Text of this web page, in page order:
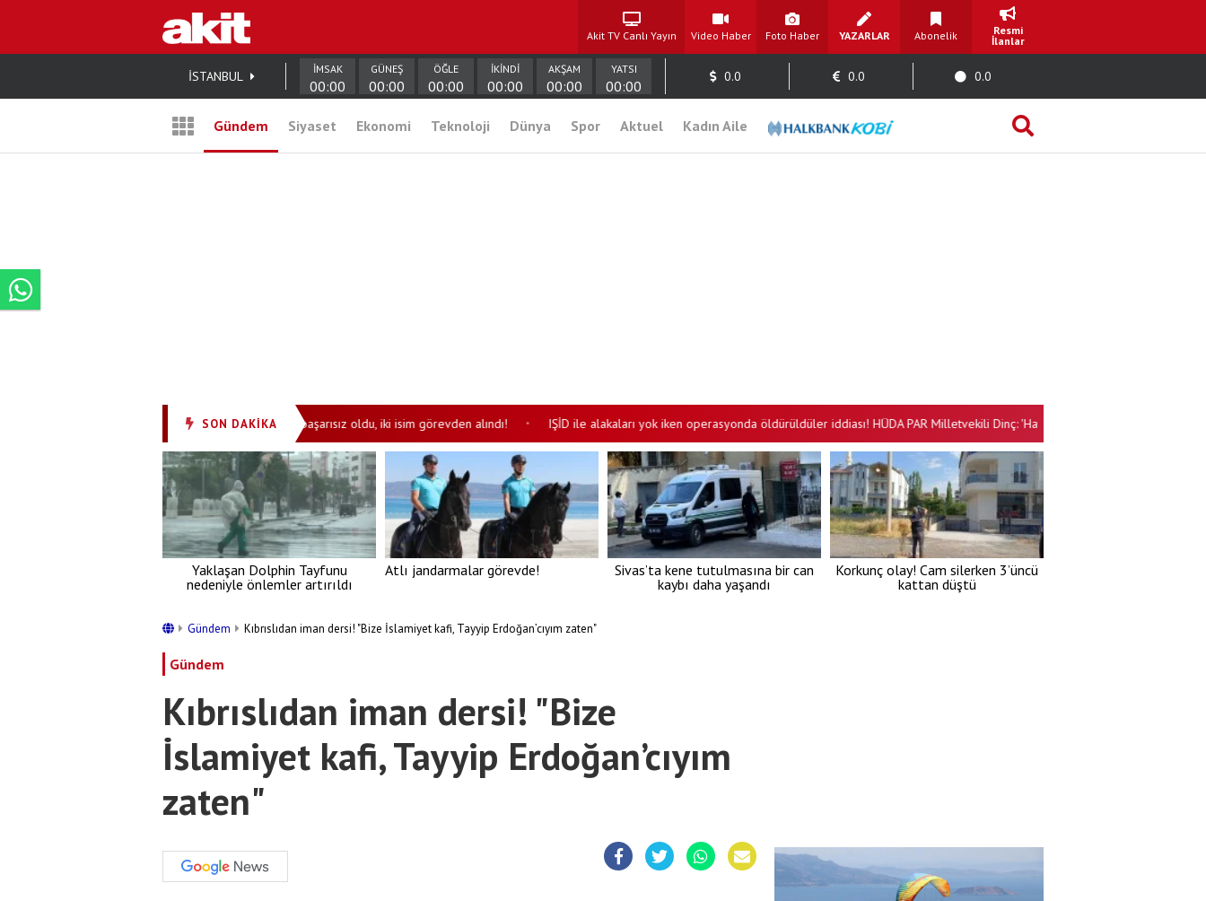
Akit TV Canlı Yayın Video Haber Foto Haber YAZARLAR Abonelik
Resmi
İlanlar
İSTANBUL İMSAK
00:00
GÜNEŞ
00:00
ÖĞLE
00:00
İKİNDİ
00:00
AKŞAM
00:00
YATSI
00:00
0.0 0.0 0.0
Gündem Siyaset Ekonomi Teknoloji Dünya Spor Aktuel Kadın Aile
SON DAKİKA
Mossad'ın planı başarısız oldu, iki isim görevden alındı! • IŞİD ile alakaları yok iken operasyonda öldürüldüler iddiası! HÜDA PAR Milletvekili Dinç: 'Haymana operasyonu aydınlatılmalı!'
Yaklaşan Dolphin Tayfunu
nedeniyle önlemler artırıldı
Atlı jandarmalar görevde!
Sivas’ta kene tutulmasına bir can
kaybı daha yaşandı
Korkunç olay! Cam silerken 3’üncü
kattan düştü
Gündem Kıbrıslıdan iman dersi! "Bize İslamiyet kafi, Tayyip Erdoğan’cıyım zaten"
Gündem
Kıbrıslıdan iman dersi! "Bize
İslamiyet kafi, Tayyip Erdoğan’cıyım
zaten"